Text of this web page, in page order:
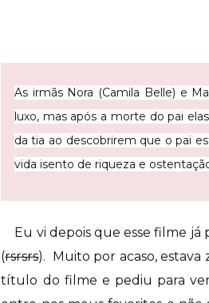
As irmãs Nora (Camila Belle) e
luxo, mas após a morte do pai
da tia ao descobrirem que o pai
vida isento de riqueza e
Eu vi depois que esse filme já
(rsrsrs). Muito por acaso, estava
título do filme e pediu para